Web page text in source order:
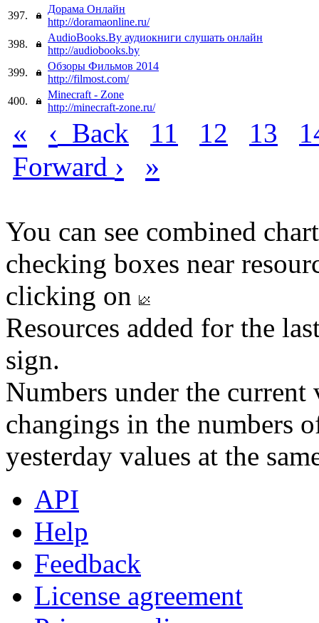
397.
Дорама Онлайн
http://doramaonline.ru/
398.
AudioBooks.By аудиокниги слушать онлайн
http://audiobooks.by
399.
Обзоры Фильмов 2014
http://filmost.com/
400.
Minecraft - Zone
http://minecraft-zone.ru/
« ‹ Back 11 12 13
Forward › »
You can see combined
checking boxes near
clicking on
Resources added for the
sign.
Numbers under the
changings in the numbers
yesterday values at the
API
Help
Feedback
License agreement